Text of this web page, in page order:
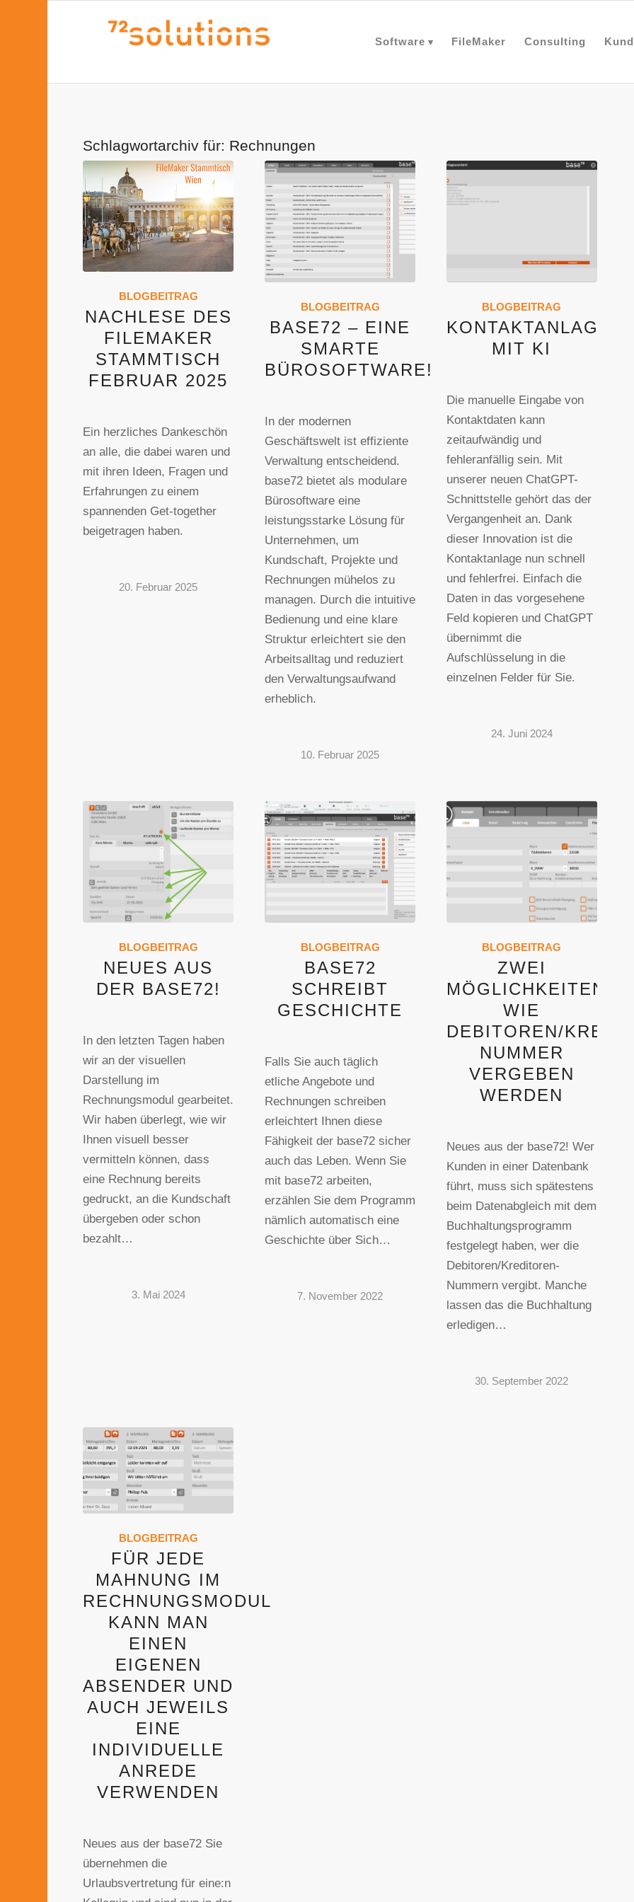
Software FileMaker Consulting
Schlagwortarchiv für: Rechnungen
BLOGBEITRAG
NACHLESE DES
FILEMAKER
STAMMTISCH
FEBRUAR 2025
Ein herzliches Dankeschön
an alle, die dabei waren und
mit ihren Ideen, Fragen und
Erfahrungen zu einem
spannenden Get-together
beigetragen haben.
20. Februar 2025
BLOGBEITRAG
BASE72 – EINE
SMARTE
BÜROSOFTWARE!
In der modernen
Geschäftswelt ist effiziente
Verwaltung entscheidend.
base72 bietet als modulare
Bürosoftware eine
leistungsstarke Lösung für
Unternehmen, um
Kundschaft, Projekte und
Rechnungen mühelos zu
managen. Durch die intuitive
Bedienung und eine klare
Struktur erleichtert sie den
Arbeitsalltag und reduziert
den Verwaltungsaufwand
erheblich.
10. Februar 2025
BLOGBEITRAG
KONTAKTANLAGE
MIT KI
Die manuelle Eingabe von
Kontaktdaten kann
zeitaufwändig und
fehleranfällig sein. Mit
unserer neuen ChatGPT-
Schnittstelle gehört das der
Vergangenheit an. Dank
dieser Innovation ist die
Kontaktanlage nun schnell
und fehlerfrei. Einfach die
Daten in das vorgesehene
Feld kopieren und ChatGPT
übernimmt die
Aufschlüsselung in die
einzelnen Felder für Sie.
24. Juni 2024
BLOGBEITRAG
NEUES AUS
DER BASE72!
In den letzten Tagen haben
wir an der visuellen
Darstellung im
Rechnungsmodul gearbeitet.
Wir haben überlegt, wie wir
Ihnen visuell besser
vermitteln können, dass
eine Rechnung bereits
gedruckt, an die Kundschaft
übergeben oder schon
bezahlt…
3. Mai 2024
BLOGBEITRAG
BASE72
SCHREIBT
GESCHICHTE
Falls Sie auch täglich
etliche Angebote und
Rechnungen schreiben
erleichtert Ihnen diese
Fähigkeit der base72 sicher
auch das Leben. Wenn Sie
mit base72 arbeiten,
erzählen Sie dem Programm
nämlich automatisch eine
Geschichte über Sich…
7. November 2022
BLOGBEITRAG
ZWEI
MÖGLICHKEITEN
WIE
DEBITOREN/
NUMMER
VERGEBEN
WERDEN
Neues aus der base72! Wer
Kunden in einer Datenbank
führt, muss sich spätestens
beim Datenabgleich mit dem
Buchhaltungsprogramm
festgelegt haben, wer die
Debitoren/Kreditoren-
Nummern vergibt. Manche
lassen das die Buchhaltung
erledigen…
30. September 2022
BLOGBEITRAG
FÜR JEDE
MAHNUNG IM
RECHNUNGSMODUL
KANN MAN
EINEN
EIGENEN
ABSENDER UND
AUCH JEWEILS
EINE
INDIVIDUELLE
ANREDE
VERWENDEN
Neues aus der base72 Sie
übernehmen die
Urlaubsvertretung für eine:n